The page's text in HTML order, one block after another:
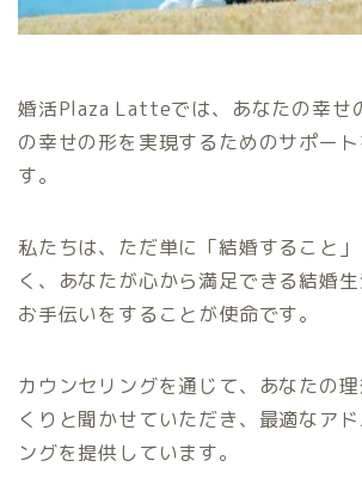
婚活Plaza Latteでは、あなたの幸せ
の幸せの形を実現するためのサポー
す。
私たちは、ただ単に「結婚すること
く、あなたが心から満足できる結婚
お手伝いをすることが使命です。
カウンセリングを通じて、あなたの
くりと聞かせていただき、最適なア
ングを提供しています。